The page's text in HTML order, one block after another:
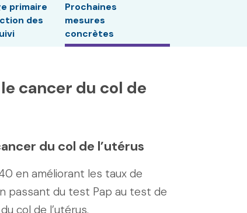
primaire
des
Prochaines
mesures
concrètes
cancer du col de
du col de l’utérus
en améliorant les taux de
passant du test Pap au test de
col de l’utérus.